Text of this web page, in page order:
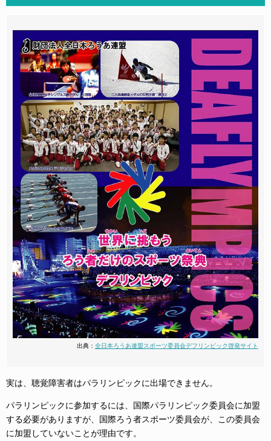
出典： 全日本ろうあ連盟スポーツ委員会デフリンピック啓発サイト
実は、聴覚障害者はパラリンピックに出場できません。
パラリンピックに参加するには、国際パラリンピック委員会に加盟
する必要がありますが、国際ろう者スポーツ委員会が、この委員会
に加盟していないことが理由です。